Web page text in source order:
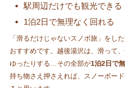
駅周辺だけでも観光できる
1泊2日で無理なく回れる
「滑るだけじゃないスノボ旅」をし
おすすめです。越後湯沢は、滑って
ゆったりする…その全部が1泊2日で
持ち物さえ押さえれば、スノーボー